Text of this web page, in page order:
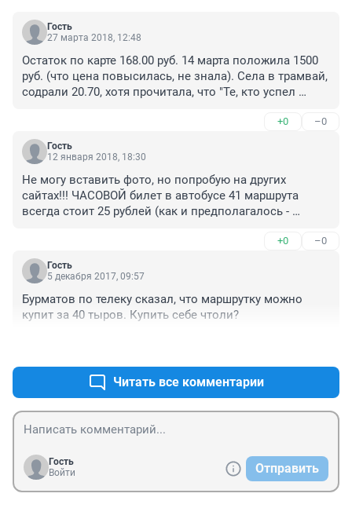
Гость
27 марта 2018, 12:48
Остаток по карте 168.00 руб. 14 марта положила 1500
руб. (что цена повысилась, не знала). Села в трамвай,
содрали 20.70, хотя прочитала, что "Те, кто успел
старой цене". Как это понимать? Пенсионеров и тех
обдирают, хамье.
+0 –0
Гость
12 января 2018, 18:30
Не могу вставить фото, но попробую на других
сайтах!!! ЧАСОВОЙ билет в автобусе 41 маршрута
всегда стоит 25 рублей (как и предполагалось -
транспортной карте стоит не 0 руб. (часовой тариф!!!),
а 20,70 руб. (полный!!!!). Это уже второй раз!!! Первый
раз чеки не сохранили, а жаль, а кондуктор один и тот
+0 –0
Гость
5 декабря 2017, 09:57
Бурматов по телеку сказал, что маршрутку можно
купит за 40 тыров. Купить себе чтоли?
Читать все комментарии
Гость
Войти
Отправить